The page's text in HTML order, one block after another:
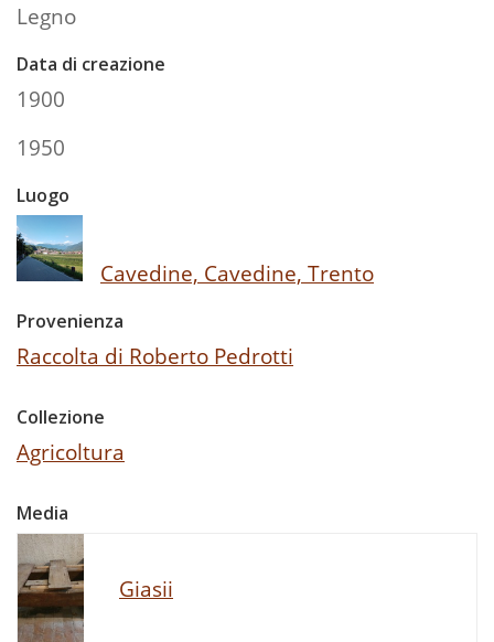
Legno
Data di creazione
1900
1950
Luogo
Cavedine, Cavedine, Trento
Provenienza
Raccolta di Roberto Pedrotti
Collezione
Agricoltura
Media
Giasii